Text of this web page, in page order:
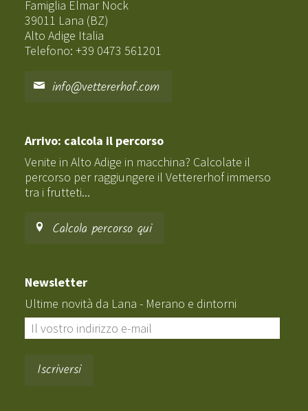
Famiglia Elmar Nock
39011 Lana (BZ)
Alto Adige Italia
Telefono: +39 0473 561201
info@vettererhof.com
Arrivo: calcola il percorso
Venite in Alto Adige in macchina? Calcolate il
percorso per raggiungere il Vettererhof immerso
tra i frutteti...
Calcola percorso qui
Newsletter
Ultime novità da Lana - Merano e dintorni